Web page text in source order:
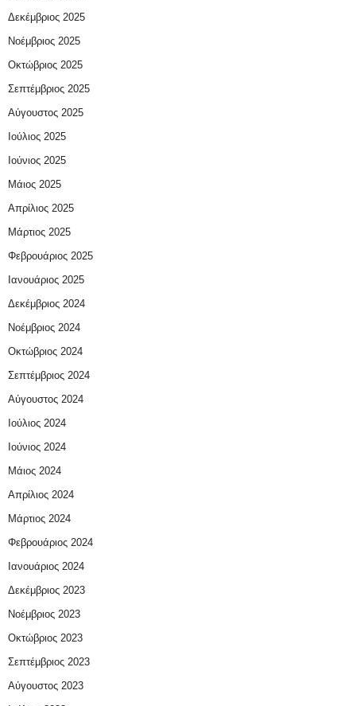
Δεκέμβριος 2025
Νοέμβριος 2025
Οκτώβριος 2025
Σεπτέμβριος 2025
Αύγουστος 2025
Ιούλιος 2025
Ιούνιος 2025
Μάιος 2025
Απρίλιος 2025
Μάρτιος 2025
Φεβρουάριος 2025
Ιανουάριος 2025
Δεκέμβριος 2024
Νοέμβριος 2024
Οκτώβριος 2024
Σεπτέμβριος 2024
Αύγουστος 2024
Ιούλιος 2024
Ιούνιος 2024
Μάιος 2024
Απρίλιος 2024
Μάρτιος 2024
Φεβρουάριος 2024
Ιανουάριος 2024
Δεκέμβριος 2023
Νοέμβριος 2023
Οκτώβριος 2023
Σεπτέμβριος 2023
Αύγουστος 2023